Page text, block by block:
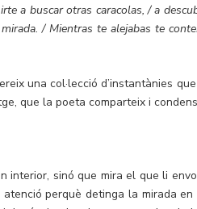
a buscar otras caracolas, / a
/ Mientras te alejabas te
una col·lecció d’instantànies
que la poeta comparteix i
interior, sinó que mira el que li
perquè detinga la mirada